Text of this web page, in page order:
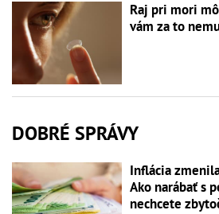
Raj pri mori
vám za to
DOBRÉ SPRÁVY
Inflácia
Ako narábať s
nechcete